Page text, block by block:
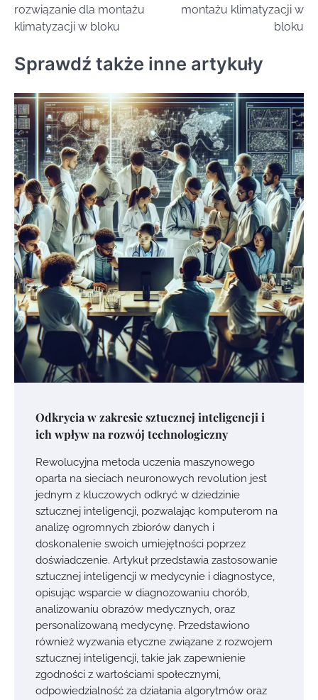
rozwiązanie dla montażu
klimatyzacji w bloku
montażu klimatyzacji w
bloku
Sprawdź także inne artykuły
Odkrycia w zakresie sztucznej inteligencji i
ich wpływ na rozwój technologiczny
Rewolucyjna metoda uczenia maszynowego
oparta na sieciach neuronowych revolution jest
jednym z kluczowych odkryć w dziedzinie
sztucznej inteligencji, pozwalając komputerom na
analizę ogromnych zbiorów danych i
doskonalenie swoich umiejętności poprzez
doświadczenie. Artykuł przedstawia zastosowanie
sztucznej inteligencji w medycynie i diagnostyce,
opisując wsparcie w diagnozowaniu chorób,
analizowaniu obrazów medycznych, oraz
personalizowaną medycynę. Przedstawiono
również wyzwania etyczne związane z rozwojem
sztucznej inteligencji, takie jak zapewnienie
zgodności z wartościami społecznymi,
odpowiedzialność za działania algorytmów oraz